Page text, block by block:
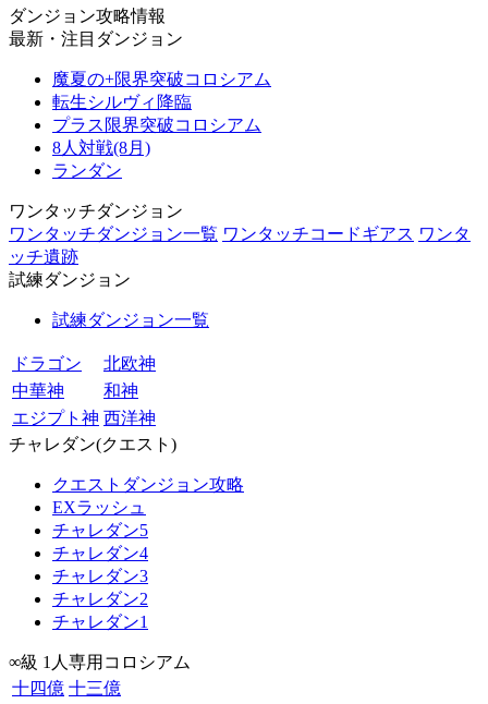
ダンジョン攻略情報
最新・注目ダンジョン
魔夏の+限界突破コロシアム
転生シルヴィ降臨
プラス限界突破コロシアム
8人対戦(8月)
ランダン
ワンタッチダンジョン
ワンタッチダンジョン一覧 ワンタッチコードギアス ワンタ
ッチ遺跡
試練ダンジョン
試練ダンジョン一覧
ドラゴン
北欧神
中華神
和神
エジプト神 西洋神
チャレダン(クエスト)
クエストダンジョン攻略
EXラッシュ
チャレダン5
チャレダン4
チャレダン3
チャレダン2
チャレダン1
∞級 1人専用コロシアム
十四億 十三億